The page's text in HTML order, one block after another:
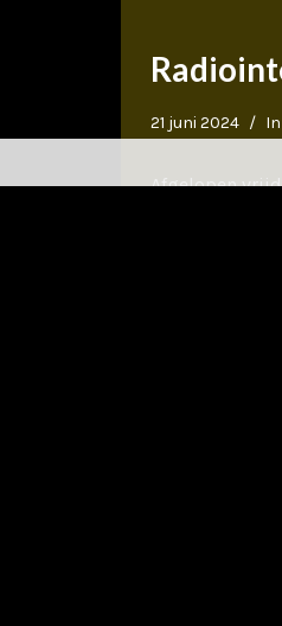
21 juni 2024
Afgelopen